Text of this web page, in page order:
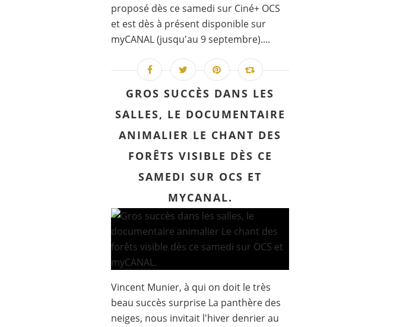
proposé dès ce samedi sur Ciné+ OCS
et est dès à présent disponible sur
myCANAL (jusqu'au 9 septembre)....
GROS SUCCÈS DANS LES
SALLES, LE DOCUMENTAIRE
ANIMALIER LE CHANT DES
FORÊTS VISIBLE DÈS CE
SAMEDI SUR OCS ET
MYCANAL.
Vincent Munier, à qui on doit le très
beau succès surprise La panthère des
neiges, nous invitait l'hiver denrier au